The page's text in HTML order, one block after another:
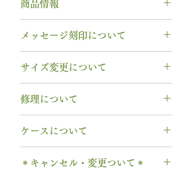
商品情報
木種： ハードメイプル
リング幅：3.0mm
納期： 6〜7週間
石サイズ：0.1ct程度 / 直径3.0mm
程度
当社基準のルースをご用意いたし
メッセージ刻印について
フォント：ブロック体
以下の組み合わせが可能です。
A～Z 英字 大文字のみ（※小文
字は不可です）
0～9 数字
. ドット
サイズ変更について
ません 。
み無料で新品交換
2回目以降のサイズ交換は、（その
時点の販売価格の）50%の価格で
修理について
木部、コーティング修理をご希望
2回目以降は有料になります。
ケースについて
料の装飾ケースのいずれかを選択
＊キャンセル・変更ついて＊